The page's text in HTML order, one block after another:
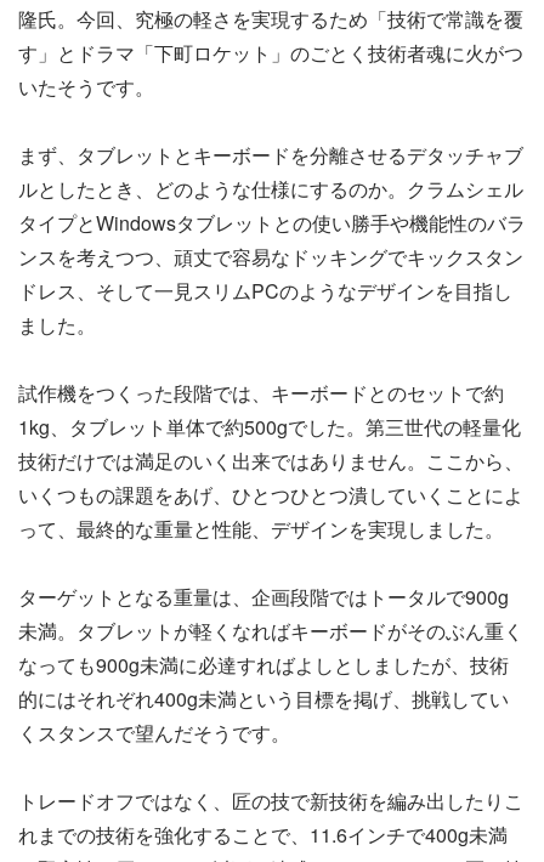
隆氏。今回、究極の軽さを実現するため「技術で常識を覆
す」とドラマ「下町ロケット」のごとく技術者魂に火がつ
いたそうです。
まず、タブレットとキーボードを分離させるデタッチャブ
ルとしたとき、どのような仕様にするのか。クラムシェル
タイプとWindowsタブレットとの使い勝手や機能性のバラ
ンスを考えつつ、頑丈で容易なドッキングでキックスタン
ドレス、そして一見スリムPCのようなデザインを目指し
ました。
試作機をつくった段階では、キーボードとのセットで約
1kg、タブレット単体で約500gでした。第三世代の軽量化
技術だけでは満足のいく出来ではありません。ここから、
いくつもの課題をあげ、ひとつひとつ潰していくことによ
って、最終的な重量と性能、デザインを実現しました。
ターゲットとなる重量は、企画段階ではトータルで900g
未満。タブレットが軽くなればキーボードがそのぶん重く
なっても900g未満に必達すればよしとしましたが、技術
的にはそれぞれ400g未満という目標を掲げ、挑戦してい
くスタンスで望んだそうです。
トレードオフではなく、匠の技で新技術を編み出したりこ
れまでの技術を強化することで、11.6インチで400g未満